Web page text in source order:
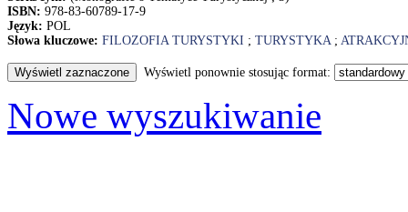
ISBN: 978-83-60789-17-9
Język: POL
Słowa kluczowe: FILOZOFIA TURYSTYKI ; TURYSTYKA;
Wyświetl ponownie stosując format:
Nowe wyszukiwanie